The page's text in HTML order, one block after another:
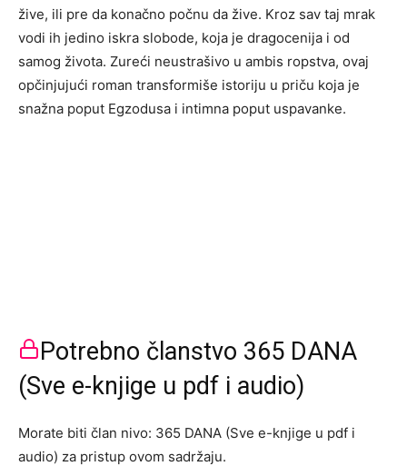
žive, ili pre da konačno počnu da žive. Kroz sav taj mrak
vodi ih jedino iskra slobode, koja je dragocenija i od
samog života. Zureći neustrašivo u ambis ropstva, ovaj
opčinjujući roman transformiše istoriju u priču koja je
snažna poput Egzodusa i intimna poput uspavanke.
Potrebno članstvo 365 DANA
(Sve e-knjige u pdf i audio)
Morate biti član nivo: 365 DANA (Sve e-knjige u pdf i
audio) za pristup ovom sadržaju.